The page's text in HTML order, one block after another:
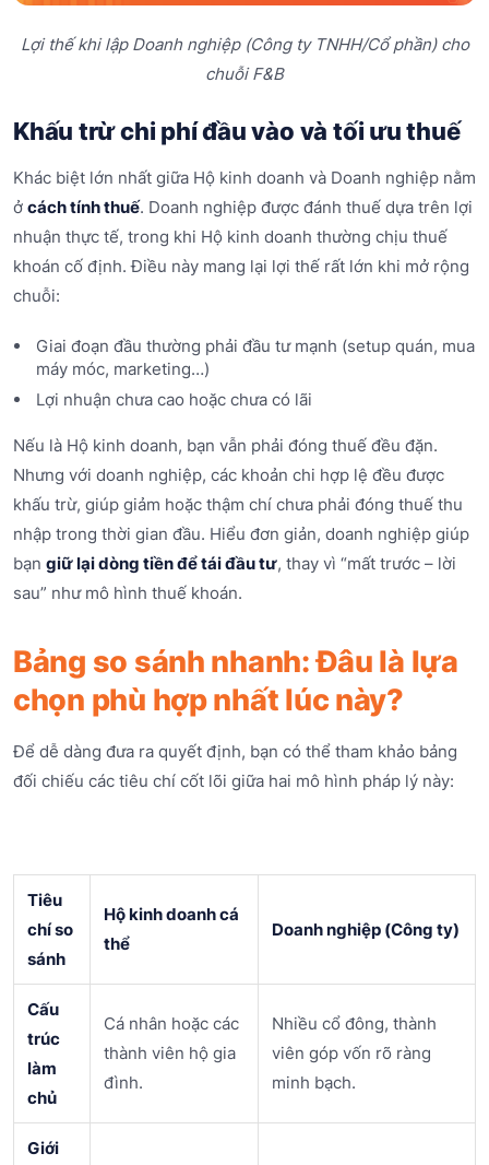
Lợi thế khi lập Doanh nghiệp (Công ty TNHH/Cổ phần) cho
chuỗi F&B
Khấu trừ chi phí đầu vào và tối ưu thuế
Khác biệt lớn nhất giữa Hộ kinh doanh và Doanh nghiệp nằm
ở cách tính thuế. Doanh nghiệp được đánh thuế dựa trên lợi
nhuận thực tế, trong khi Hộ kinh doanh thường chịu thuế
khoán cố định. Điều này mang lại lợi thế rất lớn khi mở rộng
chuỗi:
Giai đoạn đầu thường phải đầu tư mạnh (setup quán, mua
máy móc, marketing…)
Lợi nhuận chưa cao hoặc chưa có lãi
Nếu là Hộ kinh doanh, bạn vẫn phải đóng thuế đều đặn.
Nhưng với doanh nghiệp, các khoản chi hợp lệ đều được
khấu trừ, giúp giảm hoặc thậm chí chưa phải đóng thuế thu
nhập trong thời gian đầu. Hiểu đơn giản, doanh nghiệp giúp
bạn giữ lại dòng tiền để tái đầu tư, thay vì “mất trước – lời
sau” như mô hình thuế khoán.
Bảng so sánh nhanh: Đâu là lựa
chọn phù hợp nhất lúc này?
Để dễ dàng đưa ra quyết định, bạn có thể tham khảo bảng
đối chiếu các tiêu chí cốt lõi giữa hai mô hình pháp lý này:
Tiêu
chí so
sánh
Hộ kinh doanh cá
thể
Doanh nghiệp (Công ty)
Cấu
trúc
làm
chủ
Cá nhân hoặc các
thành viên hộ gia
đình.
Nhiều cổ đông, thành
viên góp vốn rõ ràng
minh bạch.
Giới